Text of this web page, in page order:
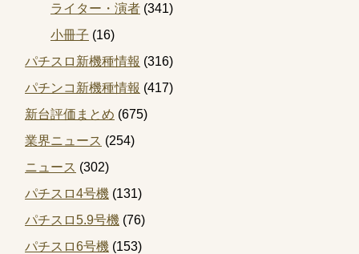
ライター・演者 (341)
小冊子 (16)
パチスロ新機種情報 (316)
パチンコ新機種情報 (417)
新台評価まとめ (675)
業界ニュース (254)
ニュース (302)
パチスロ4号機 (131)
パチスロ5.9号機 (76)
パチスロ6号機 (153)